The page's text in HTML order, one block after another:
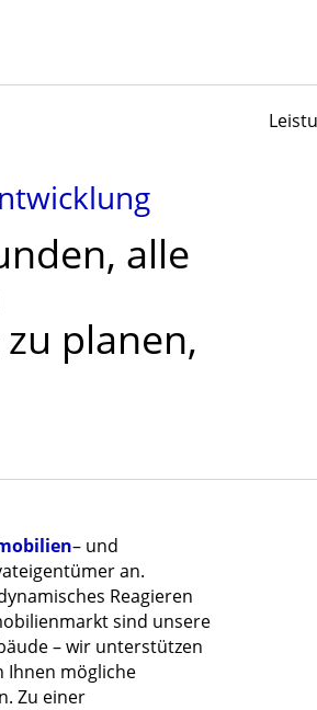
alle
planen,
– und
an.
Reagieren
sind unsere
– wir unterstützen
Ihnen mögliche
Zu einer